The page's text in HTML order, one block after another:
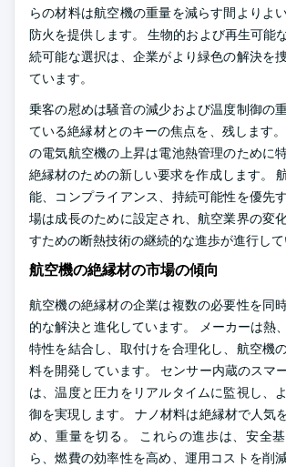
らの材料は航空機の重量を減らす間よりよ
防火を提供します。 生物的および再生可能
続可能な選択は、企業がより緑色の解決を
ています。
乗客の慰めは騒音の減少および温度制御の
ている絶縁材とのキーの焦点を、残します
の電気航空機の上昇は電池熱管理のために
絶縁材のための新しい要求を作成します。
能、コンプライアンス、持続可能性を優先
場は成長のために設定され、航空業界の変
すための断熱技術の継続的な進歩が進行して
航空機の絶縁材の市場の傾向
航空機の絶縁材の企業は複数の必要性を同
的な解決と進化しています。 メーカーは熱
特性を結合し、取付けを合理化し、航空機
料を開発しています。 センサー内蔵のスマ
は、温度と圧力をリアルタイムに監視し、
御を実現します。 ナノ材料は絶縁材で人気
め、重量を切る。 これらの進歩は、安全
ら、燃費の効率性を高め、運用コストを削